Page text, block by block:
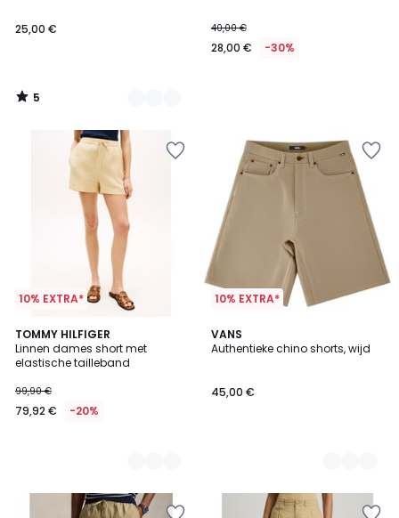
25,00 €
5
/
40,00 €
28,00 € -30%
10% EXTRA*
TOMMY HILFIGER
Linnen dames short met
elastische tailleband
99,90 €
79,92 € -20%
2
Kleuren
10% EXTRA*
VANS
Authentieke chino shorts, wijd
45,00 €
2
Kleuren